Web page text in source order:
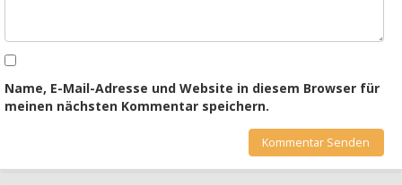
Name, E-Mail-Adresse und Website in diesem Browser für
meinen nächsten Kommentar speichern.